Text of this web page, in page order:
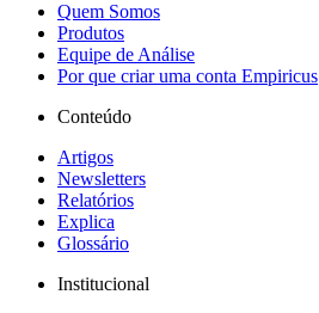
Quem Somos
Produtos
Equipe de Análise
Por que criar uma conta Empiricus
Conteúdo
Artigos
Newsletters
Relatórios
Explica
Glossário
Institucional